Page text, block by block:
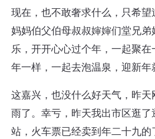
现在，也不敢奢求什么，只希
妈妈伯父伯母叔叔婶婶们堂兄
乐，开开心心过个年，一起聚
年一样，一起去泡温泉，迎新年
这嘉兴，也没什么好天气，昨
雨了。幸亏，昨天我出市区逛
站，火车票已经卖到年二十九